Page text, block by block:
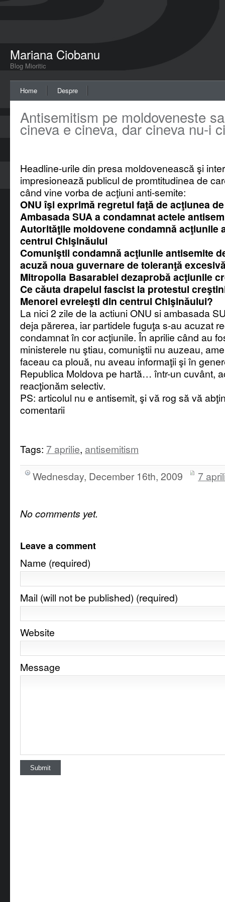
Mariana Ciobanu
Blog Mioritic
Home Despre
Antisemitism pe moldoveneste
cineva e cineva, dar cineva nu-i
Headline-urile din presa moldovenească şi
impresionează publicul de promtitudinea de
când vine vorba de acţiuni anti-semite:
ONU îşi exprimă regretul faţă de acţiunea
Ambasada SUA a condamnat actele
Autorităţile moldovene condamnă acţiunile
centrul Chişinăului
Comuniştii condamnă acţiunile antisemite
acuză noua guvernare de toleranţă
Mitropolia Basarabiei dezaprobă acţiunile
Ce căuta drapelul fascist la protestul
Menorei evreieşti din centrul Chişinăului?
La nici 2 zile de la actiuni ONU si ambasada
deja părerea, iar partidele fuguţa s-au acuzat
condamnat în cor acţiunile. În aprilie când au
ministerele nu ştiau, comuniştii nu auzeau,
faceau ca plouă, nu aveau informaţii şi în
Republica Moldova pe hartă… într-un cuvânt,
reacţionăm selectiv.
PS: articolul nu e antisemit, şi vă rog să vă
comentarii
Tags: 7 aprilie, antisemitism
Wednesday, December 16th, 2009
7
No comments yet.
Leave a comment
Name (required)
Mail (will not be published) (required)
Website
Message